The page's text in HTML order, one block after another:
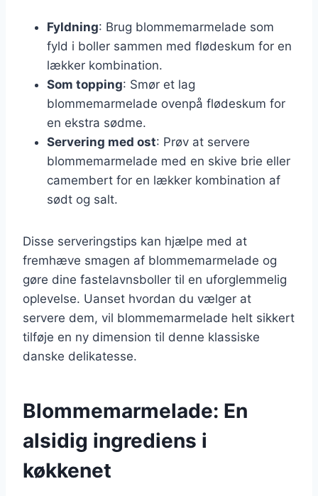
Fyldning: Brug blommemarmelade som
fyld i boller sammen med flødeskum for en
lækker kombination.
Som topping: Smør et lag
blommemarmelade ovenpå flødeskum for
en ekstra sødme.
Servering med ost: Prøv at servere
blommemarmelade med en skive brie eller
camembert for en lækker kombination af
sødt og salt.
Disse serveringstips kan hjælpe med at
fremhæve smagen af blommemarmelade og
gøre dine fastelavnsboller til en uforglemmelig
oplevelse. Uanset hvordan du vælger at
servere dem, vil blommemarmelade helt sikkert
tilføje en ny dimension til denne klassiske
danske delikatesse.
Blommemarmelade: En
alsidig ingrediens i
køkkenet